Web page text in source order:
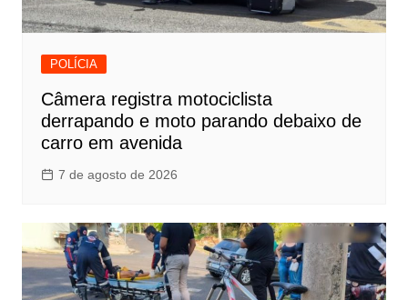
POLÍCIA
Câmera registra motociclista
derrapando e moto parando debaixo de
carro em avenida
7 de agosto de 2026